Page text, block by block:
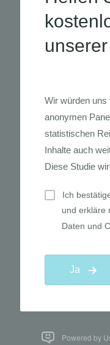
Powered by